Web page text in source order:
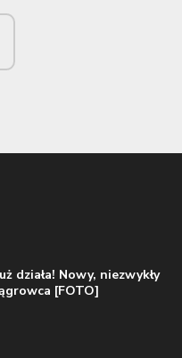
działa! Nowy, niezwykły
[FOTO]